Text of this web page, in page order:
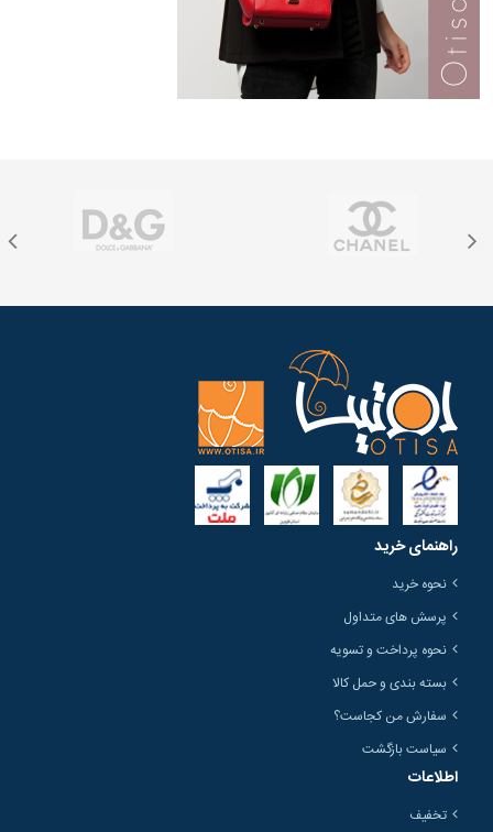
راهنمای خرید
نحوه خرید
پرسش های متداول
نحوه پرداخت و تسویه
بسته بندی و حمل کالا
سفارش من کجاست؟
سیاست بازگشت
اطلاعات
تخفیف